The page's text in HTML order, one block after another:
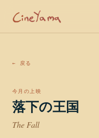
← 戻る
今月の上映
落下の王国
The Fall